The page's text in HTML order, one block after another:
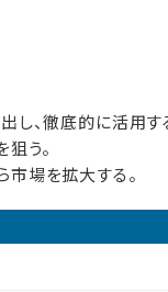
し、徹底的に活用す
う。
場を拡大する。